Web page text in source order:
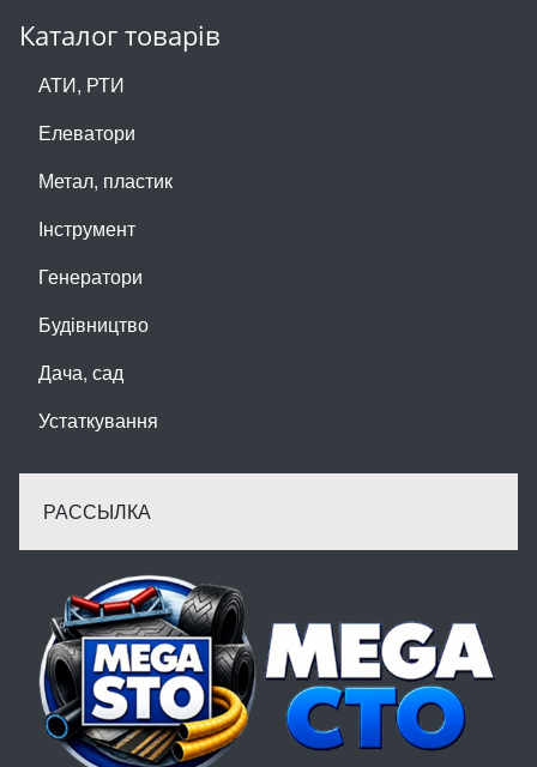
Каталог товарів
АТИ, РТИ
Елеватори
Метал, пластик
Інструмент
Генератори
Будівництво
Дача, сад
Устаткування
РАССЫЛКА